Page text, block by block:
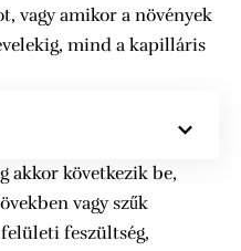
vagy amikor a növények
mind a kapilláris
akkor következik be,
vagy szűk
feszültség,